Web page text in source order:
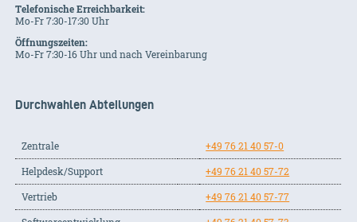
Telefonische Erreichbarkeit:
Mo-Fr 7:30-17:30 Uhr
Öffnungszeiten:
Mo-Fr 7:30-16 Uhr und nach Vereinbarung
Durchwahlen Abteilungen
Zentrale
+49 76 21 40 57-0
Helpdesk/Support
+49 76 21 40 57-72
Vertrieb
+49 76 21 40 57-77